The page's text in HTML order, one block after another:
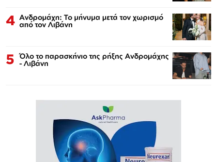
4 Ανδρομάχη: Το μήνυμα μετά τον χωρισμό
από τον Λιβάνη
5 Όλο το παρασκήνιο της ρήξης Ανδρομάχης
- Λιβάνη